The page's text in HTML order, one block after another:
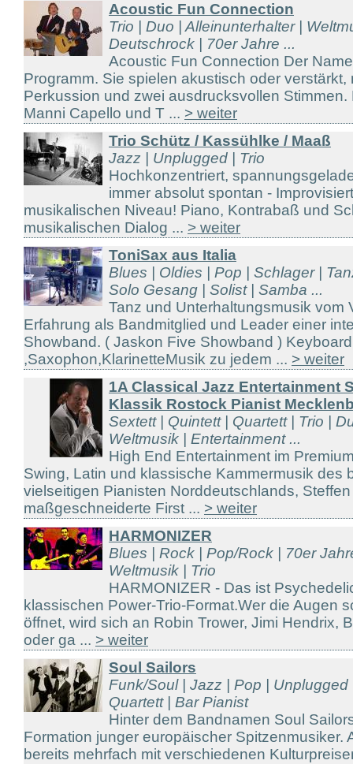
Acoustic Fun Connection
Trio | Duo | Alleinunterhalter |
Deutschrock | 70er Jahre ...
Acoustic Fun Connection Der
Programm. Sie spielen akustisch oder verstärkt,
Perkussion und zwei ausdrucksvollen
Manni Capello und T ... > weiter
Trio Schütz / Kassühlke / Maaß
Jazz | Unplugged | Trio
Hochkonzentriert,
immer absolut spontan -
musikalischen Niveau! Piano, Kontrabaß und
musikalischen Dialog ... > weiter
ToniSax aus Italia
Blues | Oldies | Pop | Schlager |
Solo Gesang | Solist | Samba ...
Tanz und Unterhaltungsmusik vom
Erfahrung als Bandmitglied und Leader einer
Showband. ( Jaskon Five Showband )
,Saxophon,KlarinetteMusik zu jedem ... > weiter
1A Classical Jazz Entertainment
Klassik Rostock Pianist
Sextett | Quintett | Quartett | Trio |
Weltmusik | Entertainment ...
High End Entertainment im
Swing, Latin und klassische Kammermusik des
vielseitigen Pianisten Norddeutschlands,
maßgeschneiderte First ... > weiter
HARMONIZER
Blues | Rock | Pop/Rock | 70er
Weltmusik | Trio
HARMONIZER - Das ist
klassischen Power-Trio-Format.Wer die Augen
öffnet, wird sich an Robin Trower, Jimi Hendrix,
oder ga ... > weiter
Soul Sailors
Funk/Soul | Jazz | Pop |
Quartett | Bar Pianist
Hinter dem Bandnamen Soul
Formation junger europäischer Spitzenmusiker.
bereits mehrfach mit verschiedenen